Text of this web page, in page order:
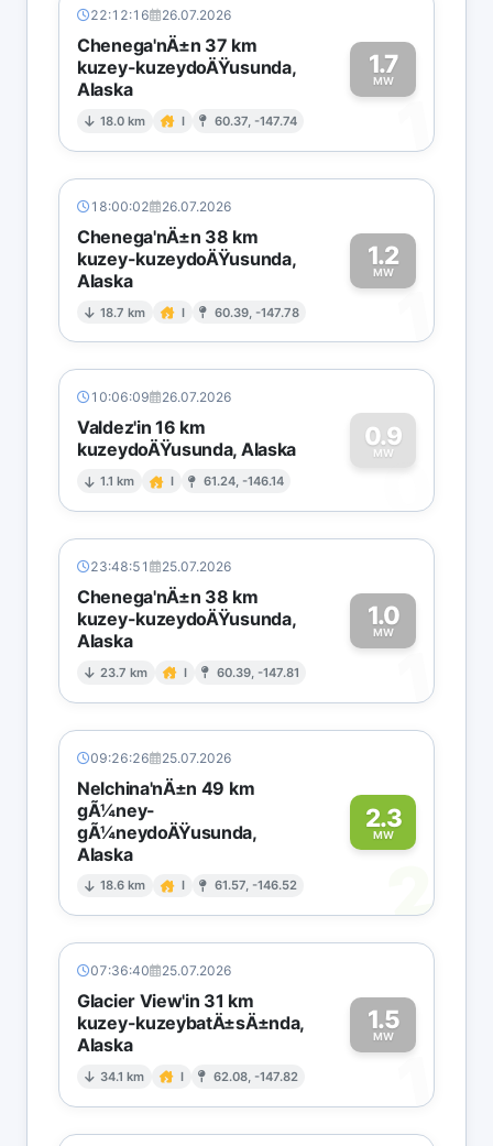
22:12:16 26.07.2026
Chenega'nÄ±n 37 km
kuzey-kuzeydoÄŸusunda,
Alaska
18.0 km I 60.37, -147.74
1.7
MW
1
18:00:02 26.07.2026
Chenega'nÄ±n 38 km
kuzey-kuzeydoÄŸusunda,
Alaska
18.7 km I 60.39, -147.78
1.2
MW
1
10:06:09 26.07.2026
Valdez'in 16 km
kuzeydoÄŸusunda, Alaska
1.1 km I 61.24, -146.14
0.9
MW
0
23:48:51 25.07.2026
Chenega'nÄ±n 38 km
kuzey-kuzeydoÄŸusunda,
Alaska
23.7 km I 60.39, -147.81
1.0
MW
1
09:26:26 25.07.2026
Nelchina'nÄ±n 49 km
gÃ¼ney-
gÃ¼neydoÄŸusunda,
Alaska
18.6 km I 61.57, -146.52
2.3
MW
2
07:36:40 25.07.2026
Glacier View'in 31 km
kuzey-kuzeybatÄ±sÄ±nda,
Alaska
34.1 km I 62.08, -147.82
1.5
MW
1